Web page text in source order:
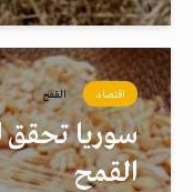
اقتصاد القمح
سوريا تحقق
القمح